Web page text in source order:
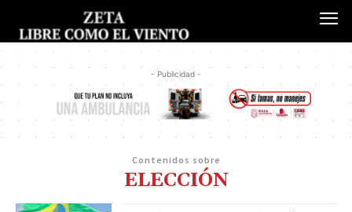
- Publicidad -
Contenidos sobre
ELECCIÓN